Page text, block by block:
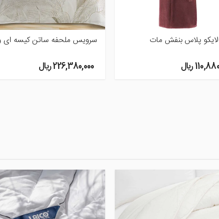
ملحفه ساتن کیسه ای وردال
ريال
سرویس ملحفه ساتن کیسه ای
226,380,000 ريال